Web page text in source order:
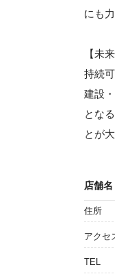
にも
【未
持続
建設
とな
とが
店舗名
住所
アクセ
TEL